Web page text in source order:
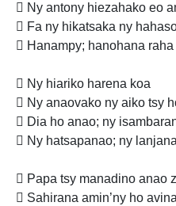
 Ny antony hiezahako eo
 Fa ny hikatsaka ny
 Hanampy; hanohana
 Ny hiariko harena koa
 Ny anaovako ny aiko tsy
 Dia ho anao; ny
 Ny hatsapanao; ny
 Papa tsy manadino anao
 Sahirana amin’ny ho